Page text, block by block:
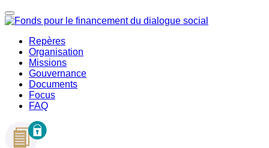
Repères
Organisation
Missions
Gouvernance
Documents
Focus
FAQ